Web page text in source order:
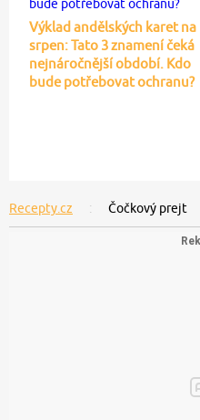
Výklad andělských karet na
srpen: Tato 3 znamení čeká
nejnáročnější období. Kdo
bude potřebovat ochranu?
Recepty.cz Čočkový prejt